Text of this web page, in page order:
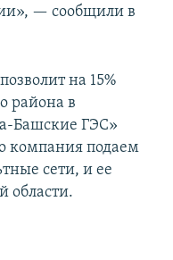
— сообщили в
на 15%
района в
Башские ГЭС»
компания подаем
сети, и ее
области.